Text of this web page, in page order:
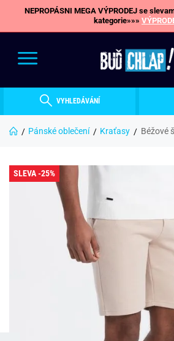
NEPROPÁSNI MEGA VÝPRODEJ se
kategorie»»»
VYHLEDÁVÁNÍ
Pánské oblečení Kraťasy Béžové
SLEVA -25%